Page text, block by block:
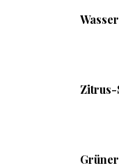
Zitrus-